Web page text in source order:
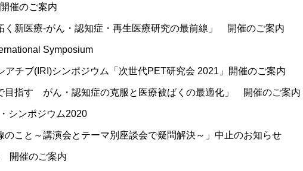
催のご案内
く新医療-がん・認知症・再生医療研究の最前線」 開催のご案内
Symposium
アチブ(IRI)シンポジウム「次世代PET研究会 2021」開催のご案内
目指す がん・認知症の克服と医療被ばくの最適化」 開催のご案内
シンポジウム2020
のこと～講演会とテーマ別座談会で疑問解決～」中止のお知らせ
開催のご案内